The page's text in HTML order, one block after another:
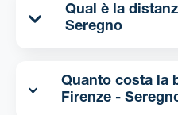
Qual è la distanza tra
Seregno
Quanto costa la
Firenze -